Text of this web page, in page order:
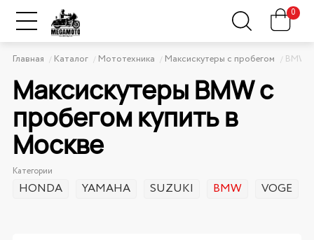
0
Главная Каталог Мототехника Максискутеры с пробегом BMW
Максискутеры BMW с
пробегом купить в
Москве
Категории
HONDA YAMAHA SUZUKI BMW VOGE